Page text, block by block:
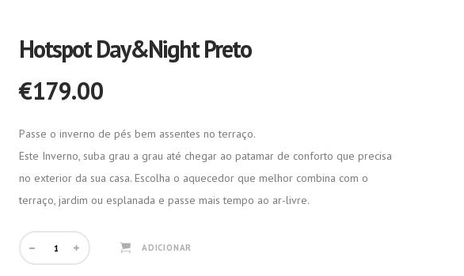
Hotspot Day&Night Preto
€179.00
Passe o inverno de pés bem assentes no terraço.
Este Inverno, suba grau a grau até chegar ao patamar de conforto que precisa
no exterior da sua casa. Escolha o aquecedor que melhor combina com o
terraço, jardim ou esplanada e passe mais tempo ao ar-livre.
ADICIONAR